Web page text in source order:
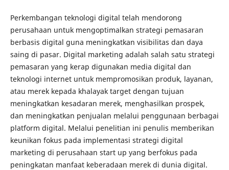
Perkembangan teknologi digital telah mendorong
perusahaan untuk mengoptimalkan strategi pemasaran
berbasis digital guna meningkatkan visibilitas dan daya
saing di pasar. Digital marketing adalah salah satu strategi
pemasaran yang kerap digunakan media digital dan
teknologi internet untuk mempromosikan produk, layanan,
atau merek kepada khalayak target dengan tujuan
meningkatkan kesadaran merek, menghasilkan prospek,
dan meningkatkan penjualan melalui penggunaan berbagai
platform digital. Melalui penelitian ini penulis memberikan
keunikan fokus pada implementasi strategi digital
marketing di perusahaan start up yang berfokus pada
peningkatan manfaat keberadaan merek di dunia digital.